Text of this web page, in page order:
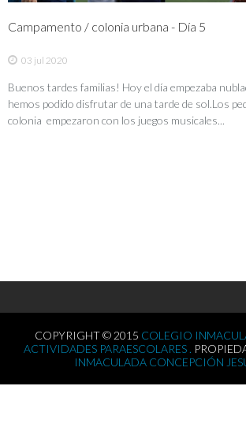
Campamento / colonia urbana - Día 5
03 jul 2020
Buenos tardes familias! Hoy el día empezaba
hemos podido disfrutar de una tarde de sol.Los
colonia empezaron con los juegos musicales...
COPYRIGHT © 2015 COLEGIO
ACTIVIDADES PARAESCOLARES .
INMACULADA CONCEPCIÓN